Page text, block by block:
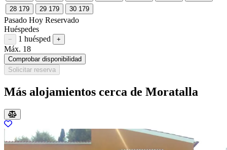
28 179 29 179 30 179
Pasado Hoy Reservado
Huéspedes
Restar huésped
− 1 huésped Sumar huésped
+
Máx. 18
Comprobar disponibilidad
Solicitar reserva
Más alojamientos cerca de Moratalla